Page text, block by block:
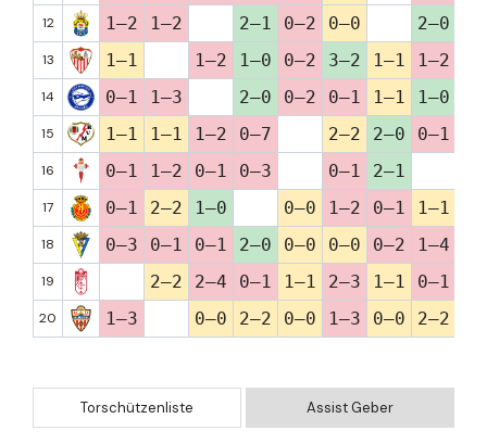
12 1–2 1–2 2–1 0–2 0–0 2–0
13 1–1 1–2 1–0 0–2 3–2 1–1 1–2
14 0–1 1–3 2–0 0–2 0–1 1–1 1–0
15 1–1 1–1 1–2 0–7 2–2 2–0 0–1
16 0–1 1–2 0–1 0–3 0–1 2–1
17 0–1 2–2 1–0 0–0 1–2 0–1 1–1
18 0–3 0–1 0–1 2–0 0–0 0–0 0–2 1–4
19 2–2 2–4 0–1 1–1 2–3 1–1 0–1
20 1–3 0–0 2–2 0–0 1–3 0–0 2–2
Torschützenliste Assist Geber